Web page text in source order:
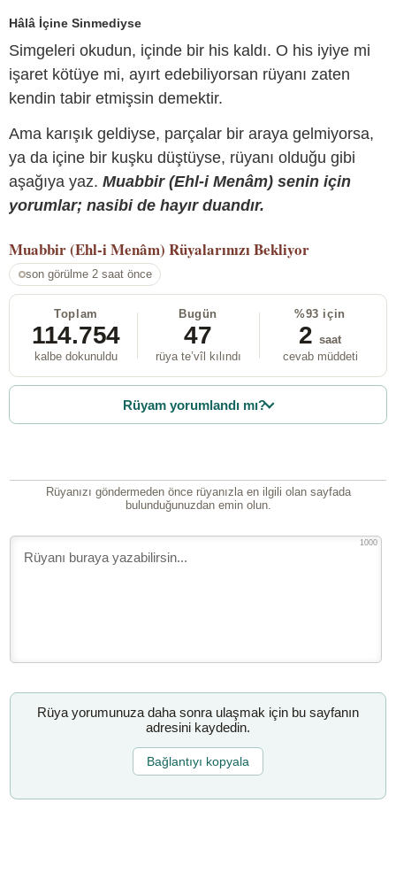
Hâlâ İçine Sinmediyse
Simgeleri okudun, içinde bir his kaldı. O his iyiye mi
işaret kötüye mi, ayırt edebiliyorsan rüyanı zaten
kendin tabir etmişsin demektir.
Ama karışık geldiyse, parçalar bir araya gelmiyorsa,
ya da içine bir kuşku düştüyse, rüyanı olduğu gibi
aşağıya yaz. Muabbir (Ehl-i Menâm) senin için
yorumlar; nasibi de hayır duandır.
Muabbir (Ehl-i Menâm) Rüyalarınızı Bekliyor
son görülme 2 saat önce
Toplam
114.754
kalbe dokunuldu
Bugün
47
rüya te’vîl kılındı
%93 için
2 saat
cevab müddeti
Rüyam yorumlandı mı?
Rüyanızı göndermeden önce rüyanızla en ilgili olan sayfada
bulunduğunuzdan emin olun.
1000
Rüya yorumunuza daha sonra ulaşmak için bu sayfanın
adresini kaydedin.
Bağlantıyı kopyala